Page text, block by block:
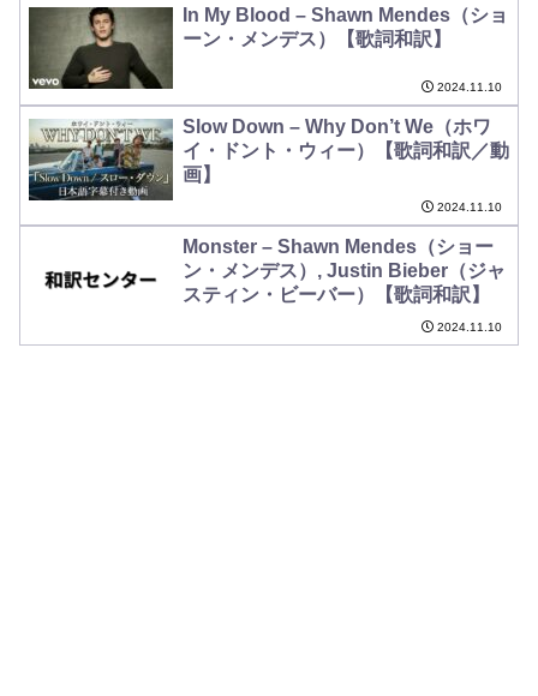
In My Blood – Shawn Mendes（ショ
ーン・メンデス）【歌詞和訳】
2024.11.10
Slow Down – Why Don’t We（ホワ
イ・ドント・ウィー）【歌詞和訳／動
画】
2024.11.10
Monster – Shawn Mendes（ショー
ン・メンデス）, Justin Bieber（ジャ
スティン・ビーバー）【歌詞和訳】
2024.11.10